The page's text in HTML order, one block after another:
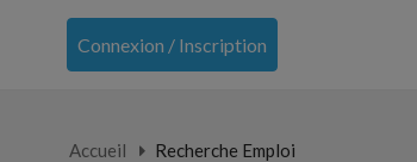
Connexion / Inscription
Accueil Recherche Emploi